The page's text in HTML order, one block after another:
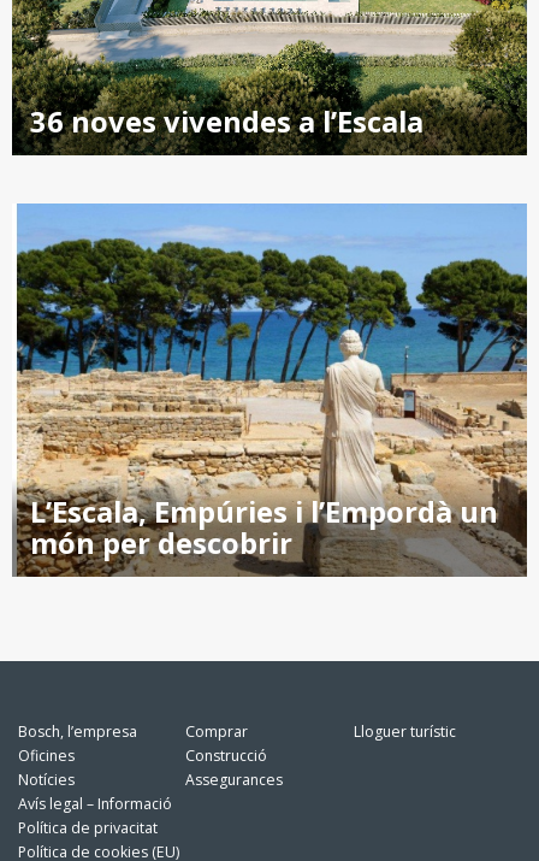
36 noves vivendes a l’Escala
L’Escala, Empúries i l’Empordà un
món per descobrir
Bosch, l’empresa
Oficines
Notícies
Avís legal – Informació
Política de privacitat
Política de cookies (EU)
Comprar
Construcció
Assegurances
Lloguer turístic